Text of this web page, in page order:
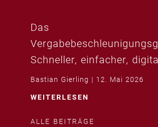
Das
Schneller, einfacher,
Bastian Gierling 12. Mai 2026
WEITERLESEN
ALLE BEITRÄGE